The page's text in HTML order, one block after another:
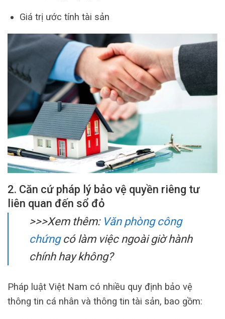
Giá trị ước tính tài sản
2. Căn cứ pháp lý bảo vệ quyền riêng tư
liên quan đến sổ đỏ
>>>Xem thêm: Văn phòng công
chứngcó làm việc ngoài giờ hành
chính hay không?
Pháp luật Việt Nam có nhiều quy định bảo vệ
thông tin cá nhân và thông tin tài sản, bao gồm: